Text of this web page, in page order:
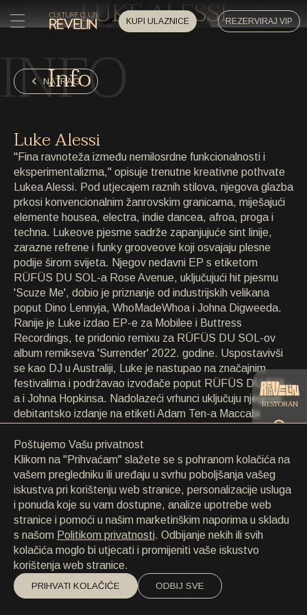
KUPI ULAZNICE REZERVIRAJ VIP
POČETNA
POČETNA
PRIVATNI DOGAĐAJI
PRIVATNI DOGAĐAJI
UMJETNICI
UMJETNICI
ARHIVA
ARHIVA
O NAMA
O NAMA
KONTAKT
KONTAKT
EN/HR
LUKE ALESSI
NATRAG
INFO
Info
Luke Alessi
"Fina ravnoteža između nemilosrdne funkcionalnosti i
eksperimentalizma," opisuje trenutne kreativne pothvate
Lukea Alessi. Pod utjecajem raznih stilova, njegova glazba
prkosi konvencionalnim žanrovskim granicama, miješajući
elemente housea, electra, indie dancea, afroa, proga i
techna. Lukeove pjesme sadrže zapanjujuće sint linije,
zarazne refrene i funky grooveove koji osvajaju plesne
podije širom svijeta. Njegov nedavni EP s etiketom
RÜFÜS DU SOL-a Rose Avenue, uključujući hit pjesmu
'Scuze Me', dobio je priznanje od industrijskih velikana
poput Dino Lennyja, WhoMadeWhoa i Johna Digweeda.
Ranije je Luke izdao EP-e za Mobilee i Buttress
Recordings, te pridonio remixu za RÜFÜS DU SOL-ov
album remikseva 'Surrender' 2022. godine. Uspostavivši
se kao DJ u Australiji, Luke je nastupao na značajnim
festivalima i podržavao izvođače poput RÜFÜS DU SOL-
a i Johna Hopkinsa. Nadolazeći vrhunci uključuju njegovo
debitantsko izdanje na etiketi Adam Ten-a Maccabi
Lehara, Affkta i mnoge druge uzbudljive projekte na
horizontu.
RESTORAN
CATERING
PLAŽA
Poštujemo Vašu privatnost
Klikom na "Prihvaćam" slažete se s pohranom kolačića na
vašem pregledniku ili uređaju u svrhu poboljšanja vašeg
iskustva pri korištenju web stranice, personalizacije usluga
i ponuda koje su vam dostupne, analize upotrebe web
stranice i pomoći u našim marketinškim naporima u skladu
s našom Politikom privatnosti. Odbijanje nekih ili svih
kolačića moglo bi utjecati i promijeniti vaše iskustvo
korištenja web stranice.
PRIHVATI KOLAČIĆE ODBIJ SVE